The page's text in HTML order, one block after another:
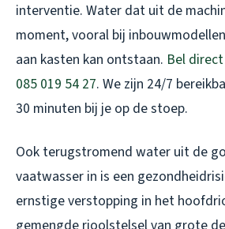
interventie. Water dat uit de
moment, vooral bij
aan kasten kan ontstaan. Bel
085 019 54 27. We zijn 24/7
30 minuten bij je op de stoep.
Ook terugstromend water uit de
vaatwasser in is een
ernstige verstopping in het